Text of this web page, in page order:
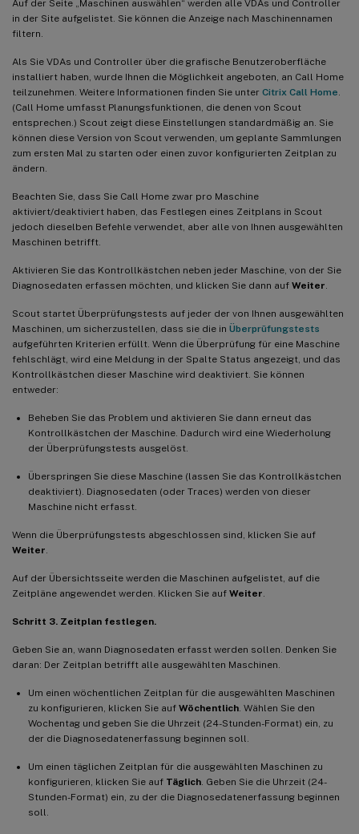
Auf der Seite „Maschinen auswählen“ werden alle VDAs und Controller
in der Site aufgelistet. Sie können die Anzeige nach Maschinennamen
filtern.
Als Sie VDAs und Controller über die grafische Benutzeroberfläche
installiert haben, wurde Ihnen die Möglichkeit angeboten, an Call Home
teilzunehmen. Weitere Informationen finden Sie unter Citrix Call Home
(Call Home umfasst Planungsfunktionen, die denen von Scout
entsprechen.) Scout zeigt diese Einstellungen standardmäßig an. Sie
können diese Version von Scout verwenden, um geplante Sammlungen
zum ersten Mal zu starten oder einen zuvor konfigurierten Zeitplan zu
ändern.
Beachten Sie, dass Sie Call Home zwar pro Maschine
aktiviert/deaktiviert haben, das Festlegen eines Zeitplans in Scout
jedoch dieselben Befehle verwendet, aber alle von Ihnen ausgewählten
Maschinen betrifft.
Aktivieren Sie das Kontrollkästchen neben jeder Maschine, von der Sie
Diagnosedaten erfassen möchten, und klicken Sie dann auf Weiter
Scout startet Überprüfungstests auf jeder der von Ihnen ausgewählten
Maschinen, um sicherzustellen, dass sie die in Überprüfungstests
aufgeführten Kriterien erfüllt. Wenn die Überprüfung für eine Maschine
fehlschlägt, wird eine Meldung in der Spalte Status angezeigt, und das
Kontrollkästchen dieser Maschine wird deaktiviert. Sie können
entweder:
Beheben Sie das Problem und aktivieren Sie dann erneut das
Kontrollkästchen der Maschine. Dadurch wird eine Wiederholung
der Überprüfungstests ausgelöst.
Überspringen Sie diese Maschine (lassen Sie das Kontrollkästchen
deaktiviert). Diagnosedaten (oder Traces) werden von dieser
Maschine nicht erfasst.
Wenn die Überprüfungstests abgeschlossen sind, klicken Sie auf
Weiter
Auf der Übersichtsseite werden die Maschinen aufgelistet, auf die
Zeitpläne angewendet werden. Klicken Sie auf Weiter
Schritt 3. Zeitplan festlegen.
Geben Sie an, wann Diagnosedaten erfasst werden sollen. Denken Sie
daran: Der Zeitplan betrifft alle ausgewählten Maschinen.
Um einen wöchentlichen Zeitplan für die ausgewählten Maschinen
zu konfigurieren, klicken Sie auf Wöchentlich . Wählen Sie den
Wochentag und geben Sie die Uhrzeit (24-Stunden-Format) ein, zu
der die Diagnosedatenerfassung beginnen soll.
Um einen täglichen Zeitplan für die ausgewählten Maschinen zu
konfigurieren, klicken Sie auf Täglich . Geben Sie die Uhrzeit (24-
Stunden-Format) ein, zu der die Diagnosedatenerfassung beginnen
soll.